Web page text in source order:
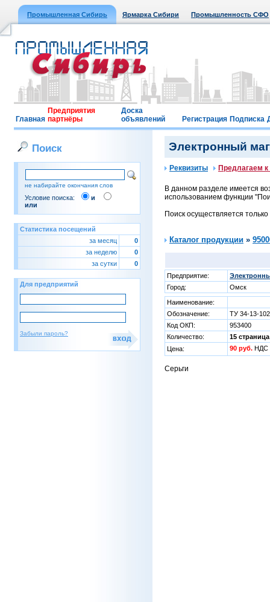
Промышленная Сибирь Ярмарка Сибири Промышленность СФО
Главная
Предприятия
партнёры
Доска
объявлений
Регистрация Подписка
Поиск
не набирайте окончания слов
Условие поиска:
и
или
Статистика посещений
за месяц
0
за неделю
0
за сутки
0
Для предприятий
Забыли пароль?
Электронный
Реквизиты Предлагаем
В данном разделе имеется
использованием функции
Поиск осуществляется
Каталог продукции »
Предприятие:
Город:
Омск
Наименование:
Обозначение:
ТУ 34-13-
Код ОКП:
953400
Количество:
15 страница
Цена:
90 руб. НДС
Серьги